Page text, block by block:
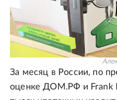
За месяц в России, по
оценке ДОМ.РФ и Frank